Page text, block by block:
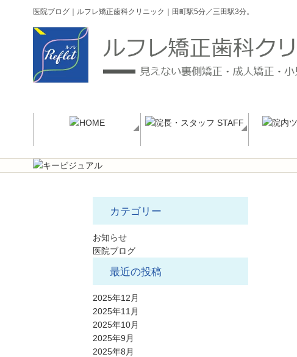
医院ブログ｜ルフレ矯正歯科クリニック｜田町駅5分／三田駅3分。
カテゴリー
お知らせ
医院ブログ
最近の投稿
2025年12月
2025年11月
2025年10月
2025年9月
2025年8月